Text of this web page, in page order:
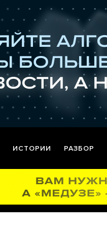
ИСТОРИИ РАЗБОР